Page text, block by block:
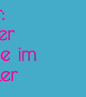
im